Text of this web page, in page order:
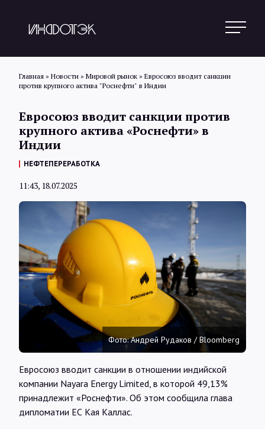
Обзоры
Интервью
Карты
О нас
@Infotek_Russia
Главная » Новости » Мировой рынок » Евросоюз вводит санкции
против крупного актива "Роснефти" в Индии
Евросоюз вводит санкции против
крупного актива «Роснефти» в
Индии
НЕФТЕПЕРЕРАБОТКА
11:43, 18.07.2025
Фото: Андрей Рудаков / Bloomberg
Евросоюз вводит санкции в отношении индийской
компании Nayara Energy Limited, в которой 49,13%
принадлежит «Роснефти». Об этом сообщила глава
дипломатии ЕС Кая Каллас.